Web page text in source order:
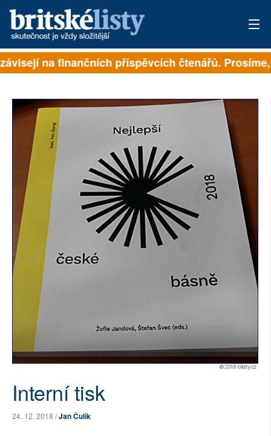
PŘIHLÁSIT
ARCHIV
ROZHOVORY
TÉMATA
NEJČTENĚJŠÍ ZA 7 DNÍ
AUTOŘI
PŘÍSPĚVKY NA PROVOZ
SOCIÁLNÍ SÍTĚ
RUBRIKY
PLNÁ VERZE STRÁNEK
na finančních příspěvcích čtenářů. Prosíme,
Interní tisk
24. 12. 2018 /Jan Čulík